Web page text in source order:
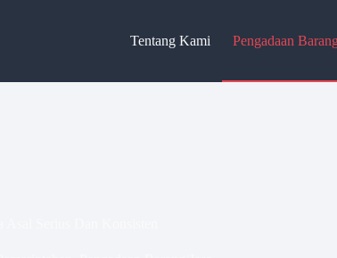
Tentang Kami Pengadaan